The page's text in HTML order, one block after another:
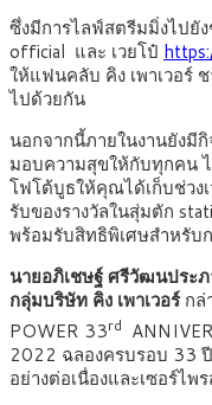
ซึ่งมีการไลฟ์สตรีมมิ่งไปยั
official และ เวยโป๋
ให้แฟนคลับ คิง เพาเวอร์
ไปด้วยกัน
นอกจากนี้ภายในงานยังมี
มอบความสุขให้กับทุกคน ไ
โฟโต้บูธให้คุณได้เก็บช่วง
รับของรางวัลในสุ่มตัก
พร้อมรับสิทธิพิเศษสำหรับ
นายอภิเชษฐ์ ศรีวัฒนประ
กลุ่มบริษัท คิง เพาเวอร์กล่
POWER 33rd
2022 ฉลองครบรอบ 33
อย่างต่อเนื่องและเซอร์ไพ